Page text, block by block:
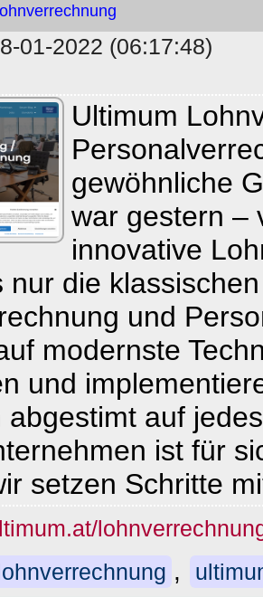
01-2022 (06:17:48)
Ultimum
gewöhnliche
war gestern –
innovative
nur die
und
modernste
und
abgestimt auf
ist für
setzen Schritte
,